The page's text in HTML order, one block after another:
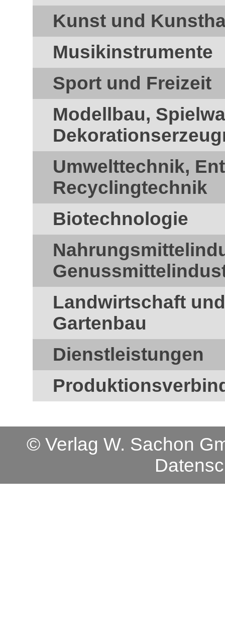
Kunst und
Musikinstrumente
Sport und Freizeit
Modellbau,
Umwelttechnik,
Recyclingtechnik
Biotechnologie
Landwirtschaft
Gartenbau
Dienstleistungen
© Verlag W. Sachon